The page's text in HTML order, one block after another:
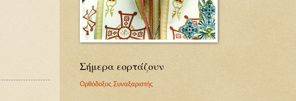
Σήμερα εορτάζουν
Ορθόδοξος Συναξαριστής